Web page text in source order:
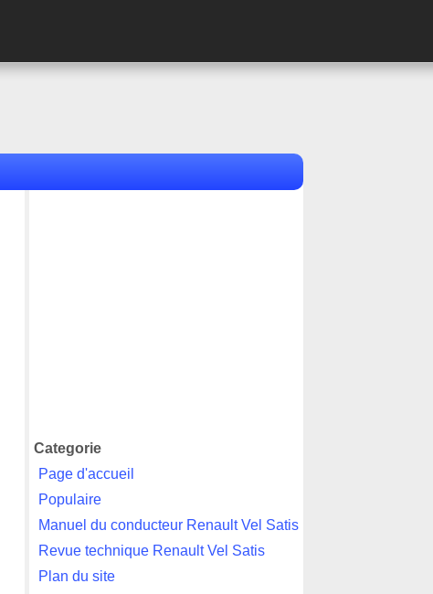
Categorie
Page d'accueil
Populaire
Manuel du conducteur Renault Vel Satis
Revue technique Renault Vel Satis
Plan du site